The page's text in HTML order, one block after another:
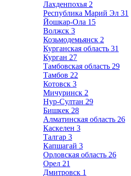
Лахденпохья 2
Республика Марий Эл 31
Йошкар-Ола 15
Волжск 3
Козьмодемьянск 2
Курганская область 31
Курган 27
Тамбовская область 29
Тамбов 22
Котовск 3
Мичуринск 2
Нур-Султан 29
Бишкек 28
Алматинская область 26
Каскелен 3
Талгар 3
Капшагай 3
Орловская область 26
Орел 21
Дмитровск 1